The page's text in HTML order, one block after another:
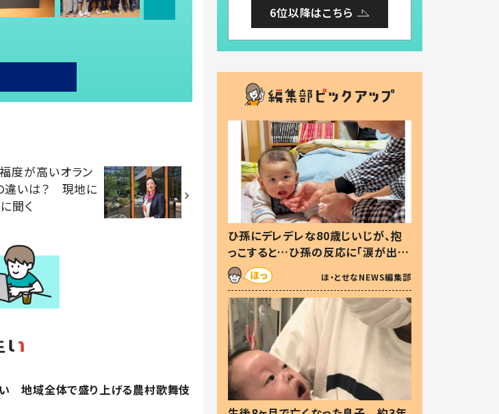
度が高いオラン
違いは？ 現地に
聞く
地域全体で盛り上げる農村歌舞伎
6位以降はこちら
ひ孫にデレデレな80歳じいじが、抱
っこすると…ひ孫の反応に「涙が出ま
した」「可愛くて仕方ない」
ほ・とせなNEWS編集部